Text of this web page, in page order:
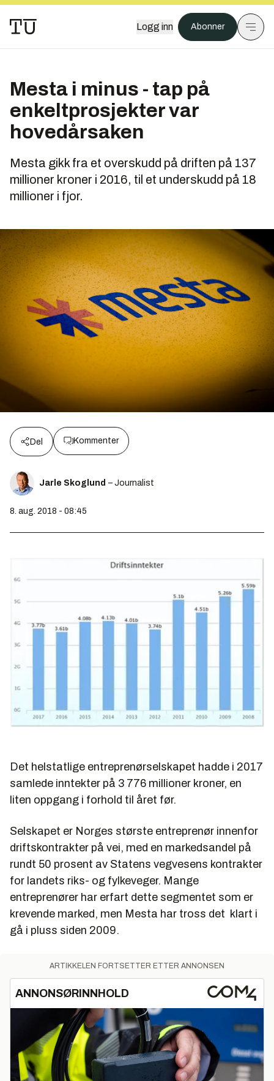
Logg inn Abonner
Mesta i minus - tap på
enkeltprosjekter var
hovedårsaken
Mesta gikk fra et overskudd på driften på 137
millioner kroner i 2016, til et underskudd på 18
millioner i fjor.
Del Kommenter
Jarle Skoglund – Journalist
8. aug. 2018 - 08:45
Det helstatlige entreprenørselskapet hadde i 2017
samlede inntekter på 3 776 millioner kroner, en
liten oppgang i forhold til året før.
Selskapet er Norges største entreprenør innenfor
driftskontrakter på vei, med en markedsandel på
rundt 50 prosent av Statens vegvesens kontrakter
for landets riks- og fylkeveger. Mange
entreprenører har erfart dette segmentet som er
krevende marked, men Mesta har tross det klart i
gå i pluss siden 2009.
ARTIKKELEN FORTSETTER ETTER ANNONSEN
ANNONSØRINNHOLD